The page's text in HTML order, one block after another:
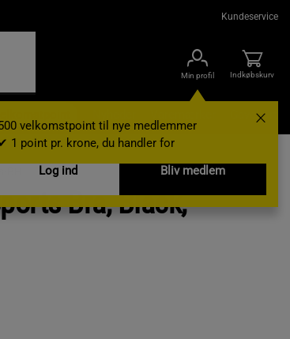
Kundeservice
Min profil
velkomstpoint til nye medlemmer
1 point pr. krone, du handler for
Log ind
Bliv medlem
Indkøbskurv
Gavekort
BH
Bra, Black,